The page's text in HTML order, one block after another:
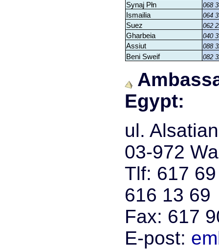
Synaj Płn 068
Ismailia 064
Suez 062
Gharbeia 040
Assiut 088
Beni Sweif 082
Egypt:
ul.
03-972
Tlf: 617
616 13 69
Fax: 617
E-post: